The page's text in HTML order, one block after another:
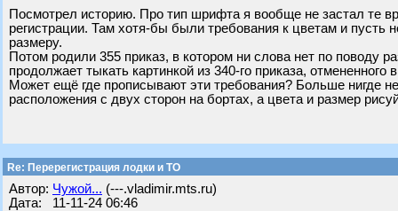
Посмотрел историю. Про тип шрифта я вообще не застал те
регистрации. Там хотя-бы были требования к цветам и пусть
размеру.
Потом родили 355 приказ, в котором ни слова нет по поводу
продолжает тыкать картинкой из 340-го приказа, отмененного
Может ещё где прописывают эти требования? Больше нигде
расположения с двух сторон на бортах, а цвета и размер
Re: Перерегистрация лодки и ТО
Автор: Чужой... (---.vladimir.mts.ru)
Дата: 11-11-24 06:46